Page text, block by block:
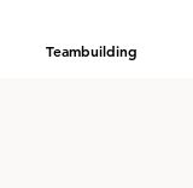
Teambuilding